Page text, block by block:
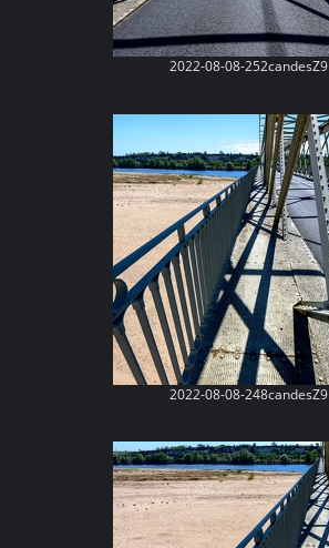
2022-08-08-252candesZ9
2022-08-08-248candesZ9